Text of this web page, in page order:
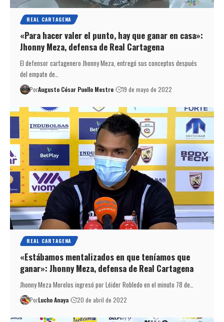
REAL CARTAGENA
«Para hacer valer el punto, hay que ganar en casa»:
Jhonny Meza, defensa de Real Cartagena
El defensor cartagenero Jhonny Meza, entregó sus conceptos después
del empate de…
PorAugusto César Puello Mestre 19 de mayo de 2022
REAL CARTAGENA
«Estábamos mentalizados en que teníamos que
ganar»: Jhonny Meza, defensa de Real Cartagena
Jhonny Meza Morelos ingresó por Léider Robledo en el minuto 78 de…
PorLucho Anaya 20 de abril de 2022